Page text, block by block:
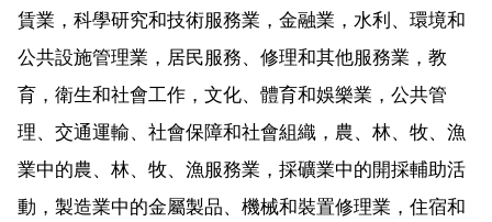
賃業，科學研究和技術服務業，金融業，水利、環境和
公共設施管理業，居民服務、修理和其他服務業，教
育，衛生和社會工作，文化、體育和娛樂業，公共管
理、交通運輸、社會保障和社會組織，農、林、牧、漁
業中的農、林、牧、漁服務業，採礦業中的開採輔助活
動，製造業中的金屬製品、機械和裝置修理業，住宿和